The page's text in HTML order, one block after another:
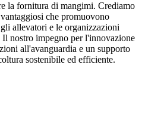
la fornitura di mangimi. Crediamo
che promuovono
allevatori e le organizzazioni
nostro impegno per l'innovazione
all'avanguardia e un supporto
sostenibile ed efficiente.